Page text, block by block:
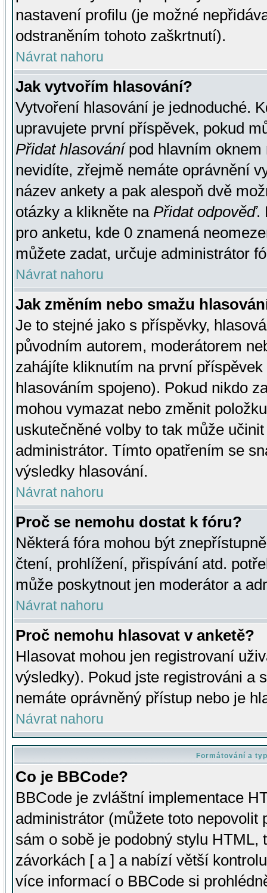
nastavení profilu (je možné
odstraněním tohoto zaškrtnutí).
Návrat nahoru
Jak vytvořím hlasování?
Vytvoření hlasování je jednoduché.
upravujete první příspěvek, pokud
Přidat hlasovánípod hlavním oknem
nevidíte, zřejmě nemáte oprávnění
název ankety a pak alespoň dvě
otázky a klikněte na Přidat odpověď.
pro anketu, kde 0 znamená
můžete zadat, určuje administrátor
Návrat nahoru
Jak změním nebo smažu
Je to stejné jako s příspěvky,
původním autorem, moderátorem
zahájíte kliknutím na první
hlasováním spojeno). Pokud nikdo
mohou vymazat nebo změnit
uskutečněné volby to tak může
administrátor. Tímto opatřením se
výsledky hlasování.
Návrat nahoru
Proč se nemohu dostat k fóru?
Některá fóra mohou být
čtení, prohlížení, přispívání atd.
může poskytnout jen moderátor a
Návrat nahoru
Proč nemohu hlasovat v anketě?
Hlasovat mohou jen registrovaní
výsledky). Pokud jste registrováni a
nemáte oprávněný přístup nebo je
Návrat nahoru
Formátování a
Co je BBCode?
BBCode je zvláštní implementace
administrátor (můžete toto
sám o sobě je podobný stylu HTML,
závorkách [ a ] a nabízí větší
více informací o BBCode si